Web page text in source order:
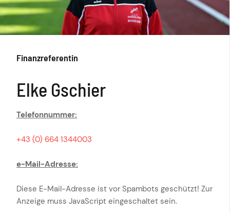
Finanzreferentin
Elke Gschier
Telefonnummer:
+43 (0) 664 1344003
e-Mail-Adresse:
Diese E-Mail-Adresse ist vor Spambots geschützt! Zur
Anzeige muss JavaScript eingeschaltet sein.